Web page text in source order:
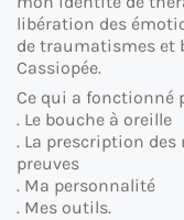
libération des
de traumatismes et
Cassiopée.
Ce qui a fonctionné
. Le bouche à oreille
. La prescription
preuves
. Ma personnalité
. Mes outils.